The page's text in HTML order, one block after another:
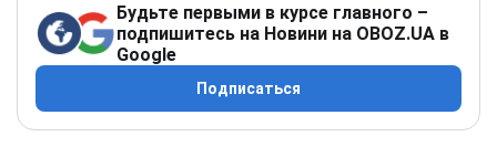
Будьте первыми в курсе главного –
подпишитесь на Новини на OBOZ.UA в
Google
Подписаться